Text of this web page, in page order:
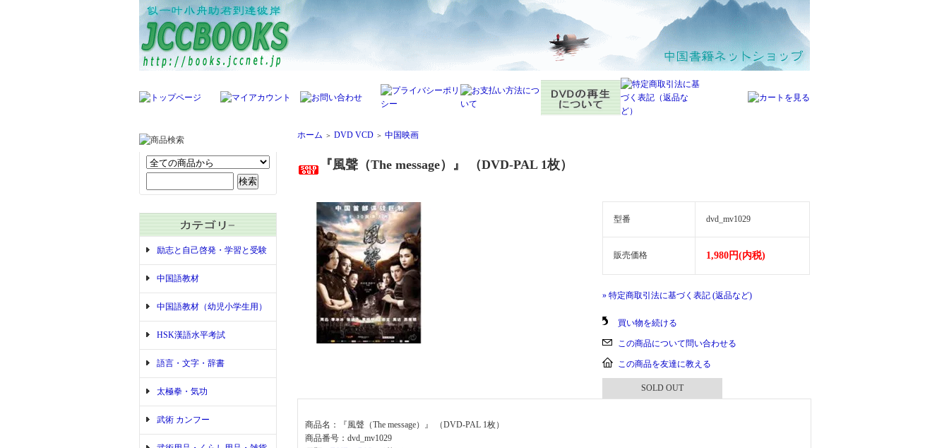
励志と自己啓発・学習と受験
中国語教材
中国語教材（幼児小学生用）
HSK漢語水平考試
語言・文字・辞書
太極拳・気功
武術 カンフー
ホーム ＞ DVD VCD ＞ 中国映画
『風聲（The message）』 （DVD-PAL 1枚）
型番 dvd_mv1029
販売価格 1,980円(内税)
» 特定商取引法に基づく表記 (返品など)
買い物を続ける
この商品について問い合わせる
この商品を友達に教える
SOLD OUT
商品名：『風聲（The message）』 （DVD-PAL 1枚）
商品番号：dvd_mv1029